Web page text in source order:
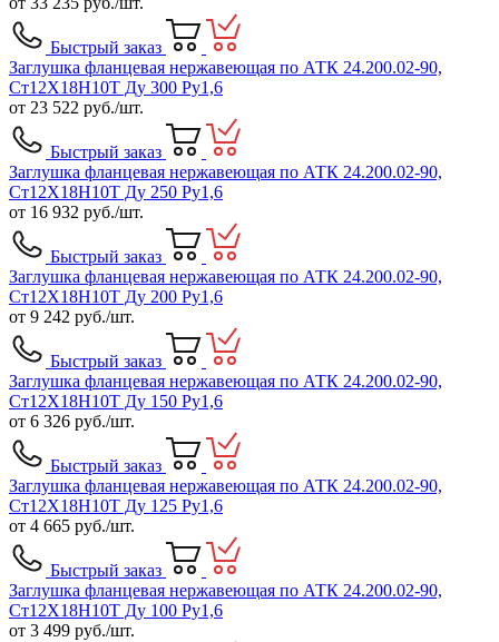
Быстрый заказ
Заглушка фланцевая нержавеющая по АТК 24.200.02-90,
Ст12Х18Н10Т Ду 300 Ру1,6
от 23 522 руб./шт.
Быстрый заказ
Заглушка фланцевая нержавеющая по АТК 24.200.02-90,
Ст12Х18Н10Т Ду 250 Ру1,6
от 16 932 руб./шт.
Быстрый заказ
Заглушка фланцевая нержавеющая по АТК 24.200.02-90,
Ст12Х18Н10Т Ду 200 Ру1,6
от 9 242 руб./шт.
Быстрый заказ
Заглушка фланцевая нержавеющая по АТК 24.200.02-90,
Ст12Х18Н10Т Ду 150 Ру1,6
от 6 326 руб./шт.
Быстрый заказ
Заглушка фланцевая нержавеющая по АТК 24.200.02-90,
Ст12Х18Н10Т Ду 125 Ру1,6
от 4 665 руб./шт.
Быстрый заказ
Заглушка фланцевая нержавеющая по АТК 24.200.02-90,
Ст12Х18Н10Т Ду 100 Ру1,6
от 3 499 руб./шт.